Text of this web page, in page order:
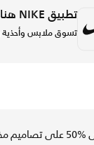
تطبيق NIKE هنا!
تسوق ملابس وأحذية
مختارة.